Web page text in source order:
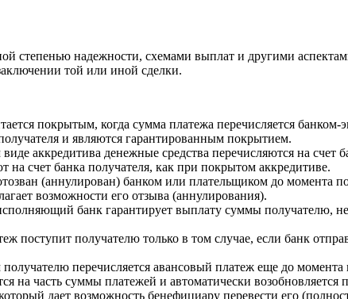
степенью надежности, схемами выплат и другими
той или иной сделки.
покрытым, когда сумма платежа перечисляется
и являются гарантированным покрытием.
аккредитива денежные средства перечисляются на счет
на счет банка получателя, как при покрытом аккредитиве.
(аннулирован) банком или плательщиком до момента
возможности его отзыва (аннулирования).
банк гарантирует выплату суммы получателю,
поступит получателю только в том случае, если банк
получателю перечисляется авансовый платеж еще до
на часть суммы платежей и автоматически
дает возможность бенефициару перевести его